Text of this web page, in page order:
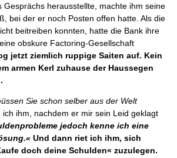
Gesprächs herausstellte, machte ihm seine
bei der er noch Posten offen hatte. Als die
beitreiben konnten, hatte die Bank ihre
obskure Factoring-Gesellschaft
jetzt ziemlich ruppige Saiten auf. Kein
armen Kerl zuhause der Haussegen
Sie schon selber aus der Welt
ich ihm, nachdem er mir sein Leid geklagt
jedoch kenne ich eine
Und dann riet ich ihm, sich
doch deine Schulden« zuzulegen.